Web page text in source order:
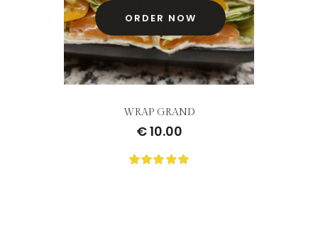
ORDER NOW
WRAP GRAND
€10.00